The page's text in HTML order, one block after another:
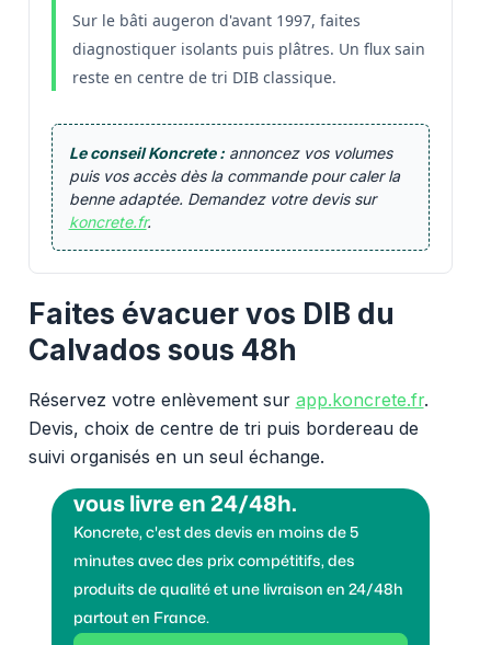
Sur le bâti augeron d'avant 1997, faites
diagnostiquer isolants puis plâtres. Un flux sain
reste en centre de tri DIB classique.
Le conseil Koncrete :annoncez vos volumes
puis vos accès dès la commande pour caler la
benne adaptée. Demandez votre devis sur
koncrete.fr.
Faites évacuer vos DIB du
Calvados sous 48h
Réservez votre enlèvement sur app.koncrete.fr.
Devis, choix de centre de tri puis bordereau de
suivi organisés en un seul échange.
vous livre en 24/48h.
Koncrete, c'est des devis en moins de 5
minutes avec des prix compétitifs, des
produits de qualité et une livraison en 24/48h
partout en France.